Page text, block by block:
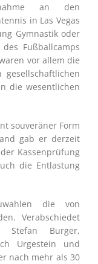
an den
in Las Vegas
Gymnastik oder
Fußballcamps
vor allem die
die wesentlichen
souveräner Form
gab er derzeit
Kassenprüfung
die Entlastung
die von
Verabschiedet
Burger,
Urgestein und
nach mehr als 30